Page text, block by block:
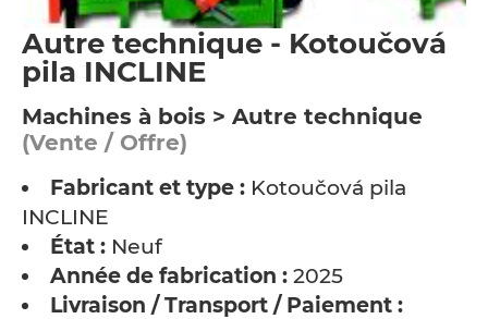
Autre technique - Kotoučová
pila INCLINE
Machines à bois > Autre technique
(Vente / Offre)
Fabricant et type : Kotoučová pila
INCLINE
État : Neuf
Année de fabrication : 2025
Livraison / Transport / Paiement :